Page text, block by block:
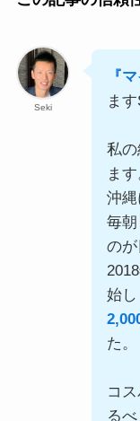
Seki
『
ます
私
ます
沖縄
毎
のが
始し
た。
コ
る